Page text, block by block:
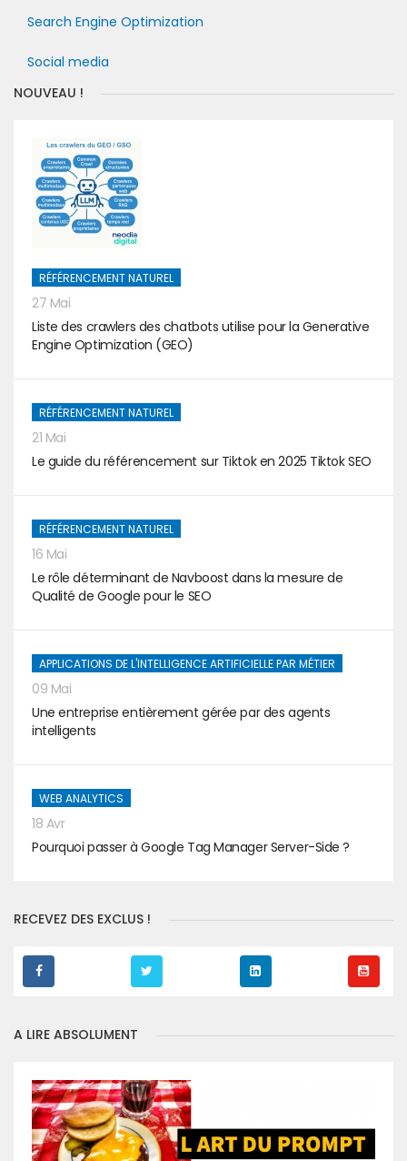
Search Engine Optimization
Social media
NOUVEAU !
RÉFÉRENCEMENT NATUREL
27 Mai
Liste des crawlers des chatbots utilise pour la Generative
Engine Optimization (GEO)
RÉFÉRENCEMENT NATUREL
21 Mai
Le guide du référencement sur Tiktok en 2025 Tiktok SEO
RÉFÉRENCEMENT NATUREL
16 Mai
Le rôle déterminant de Navboost dans la mesure de
Qualité de Google pour le SEO
APPLICATIONS DE L'INTELLIGENCE ARTIFICIELLE PAR MÉTIER
09 Mai
Une entreprise entièrement gérée par des agents
intelligents
WEB ANALYTICS
18 Avr
Pourquoi passer à Google Tag Manager Server-Side ?
RECEVEZ DES EXCLUS !
A LIRE ABSOLUMENT